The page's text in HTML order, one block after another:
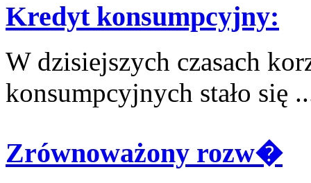
Kredyt konsumpcyjny:
W dzisiejszych czasach
⁤konsumpcyjnych stało się
Zrównoważony rozw�